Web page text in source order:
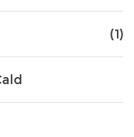
(1)